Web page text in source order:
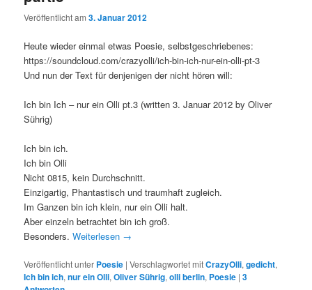
Veröffentlicht am3. Januar 2012
Heute wieder einmal etwas Poesie, selbstgeschriebenes:
https://soundcloud.com/crazyolli/ich-bin-ich-nur-ein-olli-pt-3
Und nun der Text für denjenigen der nicht hören will:
Ich bin Ich – nur ein Olli pt.3 (written 3. Januar 2012 by Oliver
Sührig)
Ich bin ich.
Ich bin Olli
Nicht 0815, kein Durchschnitt.
Einzigartig, Phantastisch und traumhaft zugleich.
Im Ganzen bin ich klein, nur ein Olli halt.
Aber einzeln betrachtet bin ich groß.
Besonders.Weiterlesen →
Veröffentlicht unter Poesie |Verschlagwortet mitCrazyOlli,gedicht,
Ich bin ich,nur ein Olli,Oliver Sührig,olli berlin, Poesie |3